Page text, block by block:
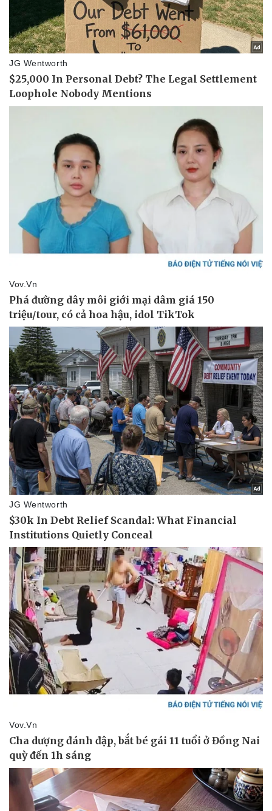
Thể thao
Bóng đá
Lịch thi đấu bóng đá
Thế giới thể thao
eSports
Hậu trường
Ô tô - Xe máy
Ô tô
Xe máy
Tư vấn